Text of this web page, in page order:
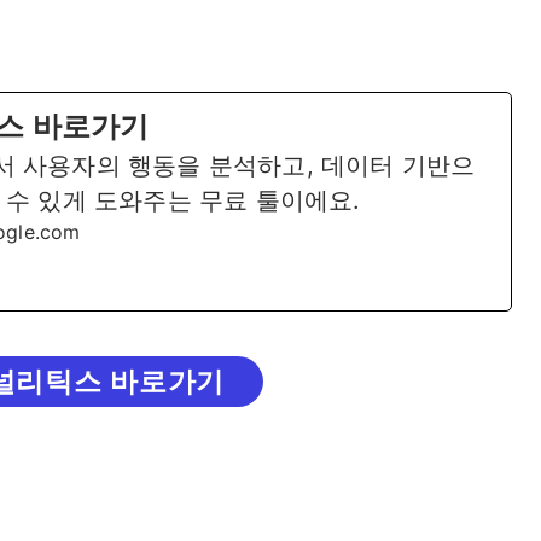
바로가기
사용자의 행동을 분석하고, 데이터 기반으
있게 도와주는 무료 툴이에요.
리틱스 바로가기